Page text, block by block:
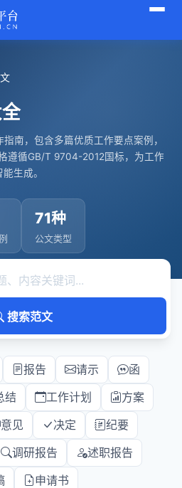
南，包含多篇优质工作要点案例，
遵循GB/T 9704-2012国标，为工作
生成。
71种
公文类型
搜索范文
报告 请示
函
结 工作计划
方案
意见 决定
纪要
调研报告
述职报告
申请书